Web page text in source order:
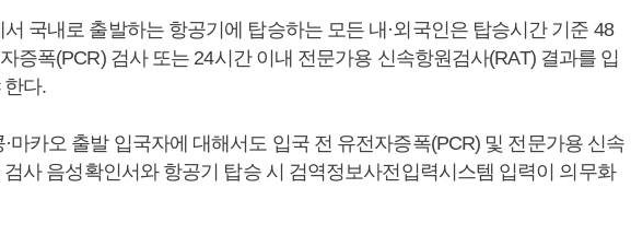
국내로 출발하는 항공기에 탑승하는 모든 내·외국인은 탑승시간 기준 48
증폭(PCR) 검사 또는 24시간 이내 전문가용 신속항원검사(RAT) 결과를 입
한다.
마카오 출발 입국자에 대해서도 입국 전 유전자증폭(PCR) 및 전문가용 신속
검사 음성확인서와 항공기 탑승 시 검역정보사전입력시스템 입력이 의무화